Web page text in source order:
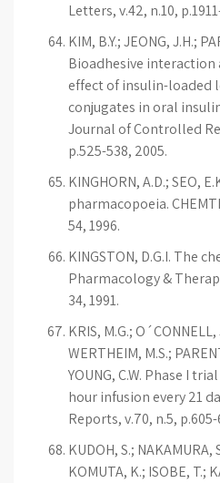
Letters, v.42, n.10,
KIM, B.Y.; JEONG, J.H.;
Bioadhesive
effect of insulin-loaded
conjugates in oral
Journal of Controlled
p.525-538, 2005.
KINGHORN, A.D.; SEO,
pharmacopoeia.
54, 1996.
KINGSTON, D.G.I. The
Pharmacology &
34, 1991.
KRIS, M.G.; O´CONNELL,
WERTHEIM, M.S.;
YOUNG, C.W. Phase I
hour infusion every 21
Reports, v.70, n.5, p.605-
KUDOH, S.; NAKAMURA,
KOMUTA, K.; ISOBE, T.;